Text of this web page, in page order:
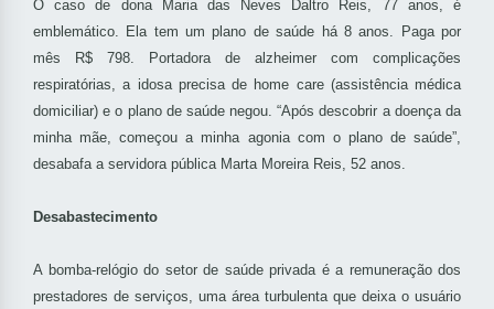
O caso de dona Maria das Neves Daltro Reis, 77 anos, é
emblemático. Ela tem um plano de saúde há 8 anos. Paga por
mês R$ 798. Portadora de alzheimer com complicações
respiratórias, a idosa precisa de home care (assistência médica
domiciliar) e o plano de saúde negou. “Após descobrir a doença da
minha mãe, começou a minha agonia com o plano de saúde”,
desabafa a servidora pública Marta Moreira Reis, 52 anos.
Desabastecimento
A bomba-relógio do setor de saúde privada é a remuneração dos
prestadores de serviços, uma área turbulenta que deixa o usuário